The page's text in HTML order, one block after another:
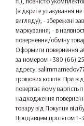
(відкрите упакування
вигляду); - збережені
маркування; - в
повернення/обміну
Оформити повернення
за номером +380 (66)
адресу:
грошових коштів. При
повертає йому вартість
надходження
товару від Покупця
Продавцем протягом 1-